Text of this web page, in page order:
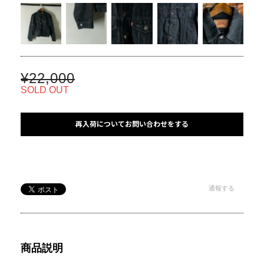
¥22,000
SOLD OUT
再入荷についてお問い合わせをする
通報する
商品説明